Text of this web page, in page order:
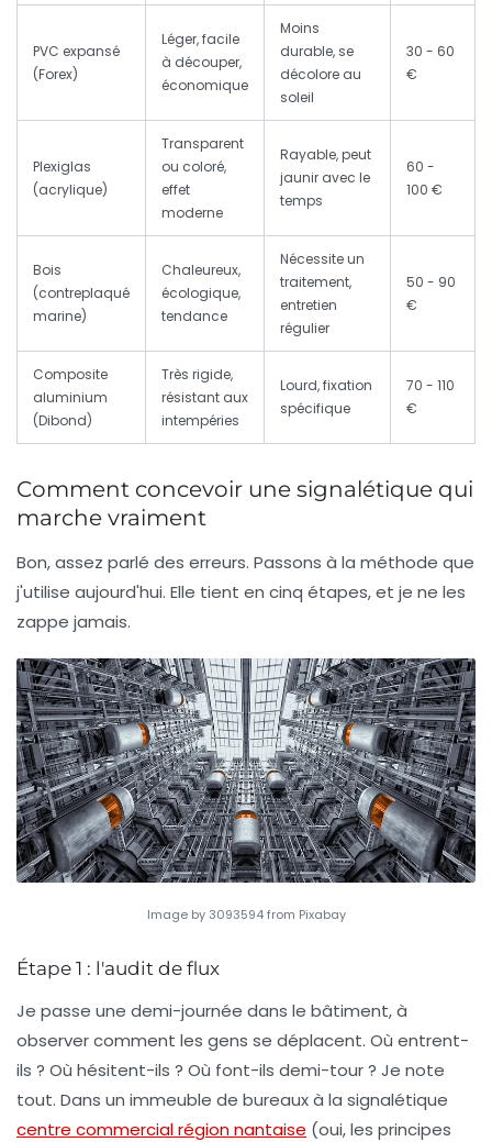
PVC expansé
(Forex)
Léger, facile
à découper,
économique
Moins
durable, se
décolore au
soleil
30 - 60
€
Plexiglas
(acrylique)
Transparent
ou coloré,
effet
moderne
Rayable, peut
jaunir avec le
temps
60 -
100 €
Bois
(contreplaqué
marine)
Chaleureux,
écologique,
tendance
Nécessite un
traitement,
entretien
régulier
50 - 90
€
Composite
aluminium
(Dibond)
Très rigide,
résistant aux
intempéries
Lourd, fixation
spécifique
70 - 110
€
Comment concevoir une signalétique qui
marche vraiment
Bon, assez parlé des erreurs. Passons à la méthode que
j'utilise aujourd'hui. Elle tient en cinq étapes, et je ne les
zappe jamais.
Image by 3093594 from Pixabay
Étape 1 : l'audit de flux
Je passe une demi-journée dans le bâtiment, à
observer comment les gens se déplacent. Où entrent-
ils ? Où hésitent-ils ? Où font-ils demi-tour ? Je note
tout. Dans un immeuble de bureaux à la signalétique
centre commercial région nantaise (oui, les principes